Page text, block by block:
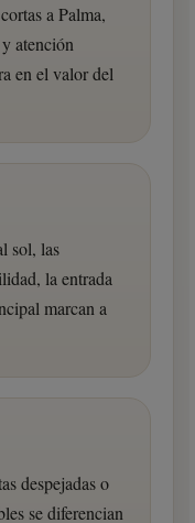
a Palma,
atención
en el valor del
sol, las
la entrada
marcan a
despejadas o
se diferencian